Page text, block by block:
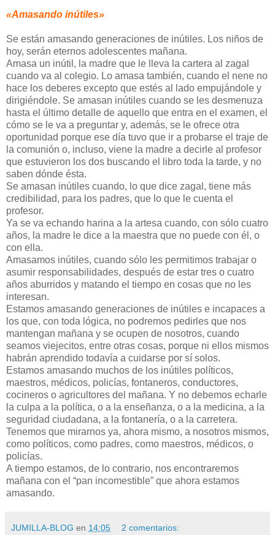
«Amasando inútiles»
Se están amasando generaciones de inútiles. Los niños de
hoy, serán eternos adolescentes mañana.
Amasa un inútil, la madre que le lleva la cartera al zagal
cuando va al colegio. Lo amasa también, cuando el nene no
hace los deberes excepto que estés al lado empujándole y
dirigiéndole. Se amasan inútiles cuando se les desmenuza
hasta el último detalle de aquello que entra en el examen, el
cómo se le va a preguntar y, además, se le ofrece otra
oportunidad porque ese día tuvo que ir a probarse el traje de
la comunión o, incluso, viene la madre a decirle al profesor
que estuvieron los dos buscando el libro toda la tarde, y no
saben dónde ésta.
Se amasan inútiles cuando, lo que dice zagal, tiene más
credibilidad, para los padres, que lo que le cuenta el
profesor.
Ya se va echando harina a la artesa cuando, con sólo cuatro
años, la madre le dice a la maestra que no puede con él, o
con ella.
Amasamos inútiles, cuando sólo les permitimos trabajar o
asumir responsabilidades, después de estar tres o cuatro
años aburridos y matando el tiempo en cosas que no les
interesan.
Estamos amasando generaciones de inútiles e incapaces a
los que, con toda lógica, no podremos pedirles que nos
mantengan mañana y se ocupen de nosotros, cuando
seamos viejecitos, entre otras cosas, porque ni ellos mismos
habrán aprendido todavía a cuidarse por sí solos.
Estamos amasando muchos de los inútiles políticos,
maestros, médicos, policías, fontaneros, conductores,
cocineros o agricultores del mañana. Y no debemos echarle
la culpa a la política, o a la enseñanza, o a la medicina, a la
seguridad ciudadana, a la fontanería, o a la carretera.
Tenemos que mirarnos ya, ahora mismo, a nosotros mismos,
como políticos, como padres, como maestros, médicos, o
policías.
A tiempo estamos, de lo contrario, nos encontraremos
mañana con el “pan incomestible” que ahora estamos
amasando.
JUMILLA-BLOG en 14:05 2 comentarios: